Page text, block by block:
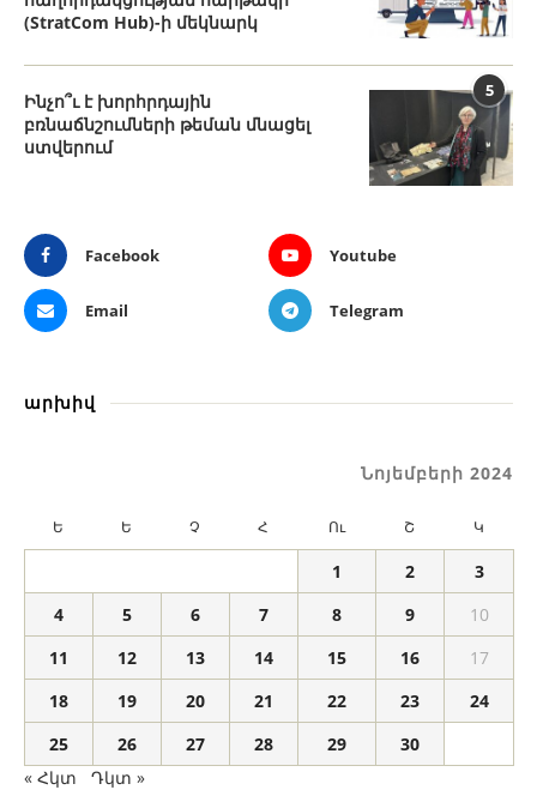
(StratCom Hub)-ի մեկնարկ
5
Ինչո՞ւ է խորհրդային
բռնաճնշումների թեման մնացել
ստվերում
Facebook Youtube
Email Telegram
արխիվ
Նոյեմբերի 2024
Ե Ե Չ Հ Ու Շ Կ
1 2
3
4
5 6 7 8 9
10
11
12 13 14 15 16
17
18
19 20 21 22 23
24
25
26 27 28 29
30
« Հկտ
Դկտ »